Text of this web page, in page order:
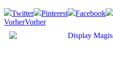
Twitter Pinterest Facebook
VorherVorher